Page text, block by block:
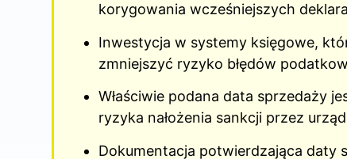
korygowania wcześniejszych
Inwestycja w systemy księgowe,
zmniejszyć ryzyko błędów
Właściwie podana data sprzedaży
ryzyka nałożenia sankcji przez
Dokumentacja potwierdzająca daty